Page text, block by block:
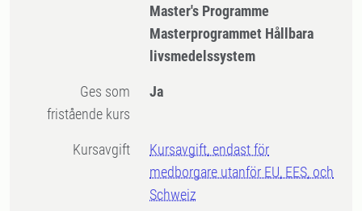
Master's Programme
Masterprogrammet Hållbara
livsmedelssystem
Ges som
fristående kurs
Ja
Kursavgift
Kursavgift, endast för
medborgare utanför EU, EES, och
Schweiz